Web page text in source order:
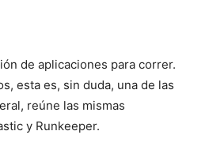
de aplicaciones para correr.
esta es, sin duda, una de las
reúne las mismas
y Runkeeper.